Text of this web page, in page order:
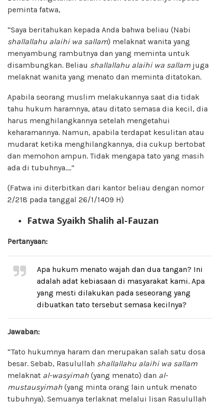
peminta fatwa,
“Saya beritahukan kepada Anda bahwa beliau (Nabi
shallallahu alaihi wa sallam) melaknat wanita yang
menyambung rambutnya dan yang meminta untuk
disambungkan. Beliau shallallahu alaihi wa sallam juga
melaknat wanita yang menato dan meminta ditatokan.
Apabila seorang muslim melakukannya saat dia tidak
tahu hukum haramnya, atau ditato semasa dia kecil, dia
harus menghilangkannya setelah mengetahui
keharamannya. Namun, apabila terdapat kesulitan atau
mudarat ketika menghilangkannya, dia cukup bertobat
dan memohon ampun. Tidak mengapa tato yang masih
ada di tubuhnya….”
(Fatwa ini diterbitkan dari kantor beliau dengan nomor
2/218 pada tanggal 26/1/1409 H)
Fatwa Syaikh Shalih al-Fauzan
Pertanyaan:
Apa hukum menato wajah dan dua tangan? Ini
adalah adat kebiasaan di masyarakat kami. Apa
yang mesti dilakukan pada seseorang yang
dibuatkan tato tersebut semasa kecilnya?
Jawaban:
“Tato hukumnya haram dan merupakan salah satu dosa
besar. Sebab, Rasulullah shallallahu alaihi wa sallam
melaknat al-wasyimah (yang menato) dan al-
mustausyimah (yang minta orang lain untuk menato
tubuhnya). Semuanya terlaknat melalui lisan Rasulullah